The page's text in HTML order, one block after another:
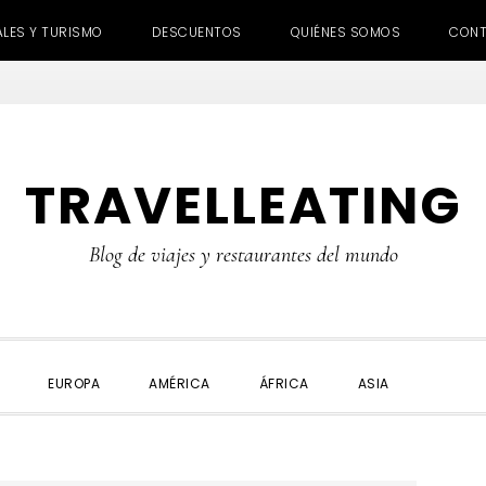
Y TURISMO DESCUENTOS QUIÉNES SOMOS
TRAVELLEATING
Blog de viajes y restaurantes del mundo
EUROPA AMÉRICA ÁFRICA ASIA